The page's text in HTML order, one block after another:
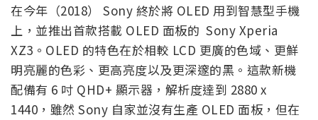
在今年（2018） Sony 終於將 OLED 用到智慧型手機
上，並推出首款搭載 OLED 面板的 Sony Xperia
XZ3。OLED 的特色在於相較 LCD 更廣的色域、更鮮
明亮麗的色彩、更高亮度以及更深邃的黑。這款新機
配備有 6 吋 QHD+ 顯示器，解析度達到 2880 x
1440，雖然 Sony 自家並沒有生產 OLED 面板，但在